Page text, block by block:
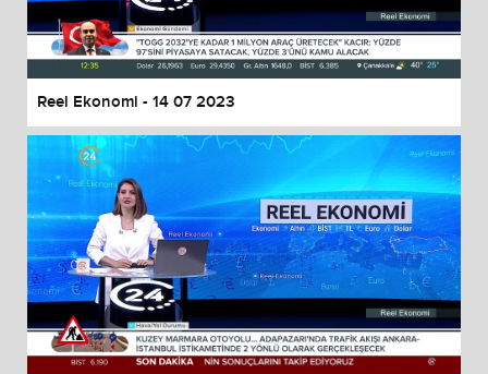
End of dialog window.
Reel Ekonomi - 14 07 2023